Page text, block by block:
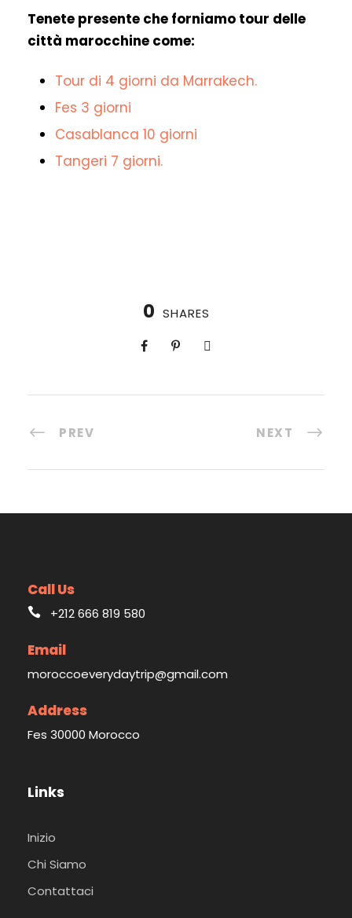
Tenete presente che forniamo tour delle
città marocchine come:
Tour di 4 giorni da Marrakech.
Fes 3 giorni
Casablanca 10 giorni
Tangeri 7 giorni.
0 SHARES
PREV NEXT
Call Us
+212 666 819 580
Email
moroccoeverydaytrip@gmail.com
Address
Fes 30000 Morocco
Links
Inizio
Chi Siamo
Contattaci